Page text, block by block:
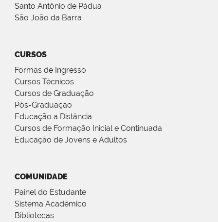
Santo Antônio de Pádua
São João da Barra
CURSOS
Formas de Ingresso
Cursos Técnicos
Cursos de Graduação
Pós-Graduação
Educação a Distância
Cursos de Formação Inicial e Continuada
Educação de Jovens e Adultos
COMUNIDADE
Painel do Estudante
Sistema Acadêmico
Bibliotecas